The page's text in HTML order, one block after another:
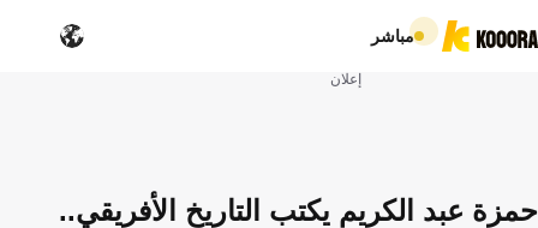
مباشر
إعلان
حمزة عبد الكريم يكتب التاريخ الأفريقي..